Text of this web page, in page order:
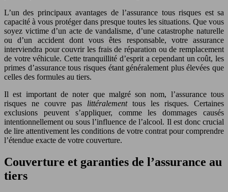
L’un des principaux avantages de l’assurance tous risques est sa
capacité à vous protéger dans presque toutes les situations. Que vous
soyez victime d’un acte de vandalisme, d’une catastrophe naturelle
ou d’un accident dont vous êtes responsable, votre assurance
interviendra pour couvrir les frais de réparation ou de remplacement
de votre véhicule. Cette tranquillité d’esprit a cependant un coût, les
primes d’assurance tous risques étant généralement plus élevées que
celles des formules au tiers.
Il est important de noter que malgré son nom, l’assurance tous
risques ne couvre pas littéralement tous les risques. Certaines
exclusions peuvent s’appliquer, comme les dommages causés
intentionnellement ou sous l’influence de l’alcool. Il est donc crucial
de lire attentivement les conditions de votre contrat pour comprendre
l’étendue exacte de votre couverture.
Couverture et garanties de l’assurance au
tiers